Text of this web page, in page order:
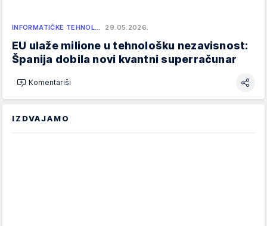
INFORMATIČKE TEHNOL… 29.05.2026.
EU ulaže milione u tehnološku nezavisnost:
Španija dobila novi kvantni superračunar
Komentariši
IZDVAJAMO